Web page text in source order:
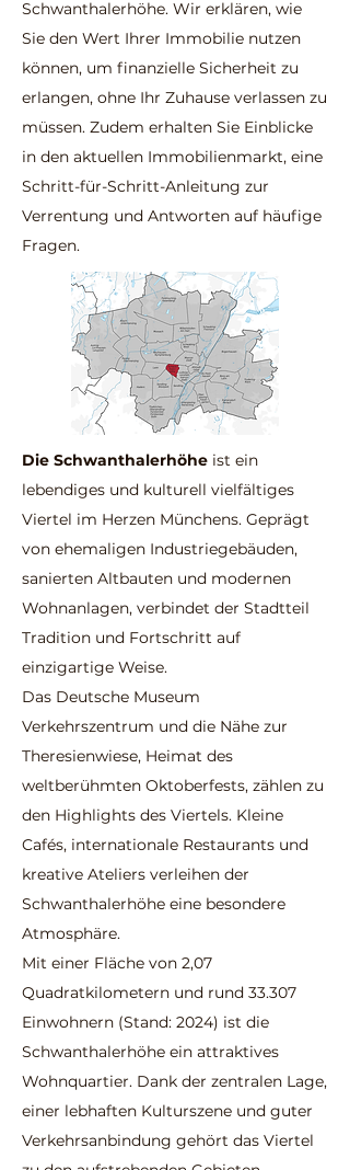
Schwanthalerhöhe. Wir erklären, wie
Sie den Wert Ihrer Immobilie nutzen
können, um finanzielle Sicherheit zu
erlangen, ohne Ihr Zuhause verlassen zu
müssen. Zudem erhalten Sie Einblicke
in den aktuellen Immobilienmarkt, eine
Schritt-für-Schritt-Anleitung zur
Verrentung und Antworten auf häufige
Fragen.
Die Schwanthalerhöhe ist ein
lebendiges und kulturell vielfältiges
Viertel im Herzen Münchens. Geprägt
von ehemaligen Industriegebäuden,
sanierten Altbauten und modernen
Wohnanlagen, verbindet der Stadtteil
Tradition und Fortschritt auf
einzigartige Weise.
Das Deutsche Museum
Verkehrszentrum und die Nähe zur
Theresienwiese, Heimat des
weltberühmten Oktoberfests, zählen zu
den Highlights des Viertels. Kleine
Cafés, internationale Restaurants und
kreative Ateliers verleihen der
Schwanthalerhöhe eine besondere
Atmosphäre.
Mit einer Fläche von 2,07
Quadratkilometern und rund 33.307
Einwohnern (Stand: 2024) ist die
Schwanthalerhöhe ein attraktives
Wohnquartier. Dank der zentralen Lage,
einer lebhaften Kulturszene und guter
Verkehrsanbindung gehört das Viertel